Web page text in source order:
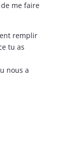
me faire
remplir
tu as
nous a